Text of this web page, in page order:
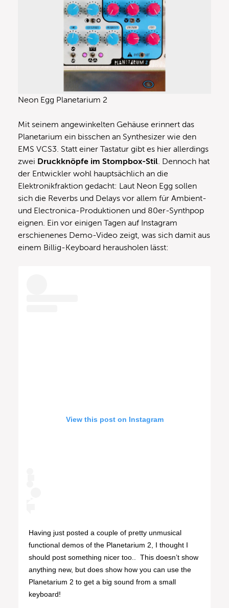
Neon Egg Planetarium 2
Mit seinem angewinkelten Gehäuse erinnert das
Planetarium ein bisschen an Synthesizer wie den
EMS VCS3. Statt einer Tastatur gibt es hier allerdings
zwei Druckknöpfe im Stompbox-Stil . Dennoch hat
der Entwickler wohl hauptsächlich an die
Elektronikfraktion gedacht: Laut Neon Egg sollen
sich die Reverbs und Delays vor allem für Ambient-
und Electronica-Produktionen und 80er-Synthpop
eignen. Ein vor einigen Tagen auf Instagram
erschienenes Demo-Video zeigt, was sich damit aus
einem Billig-Keyboard herausholen lässt:
View this post on Instagram
Having just posted a couple of pretty unmusical
functional demos of the Planetarium 2, I thought I
should post something nicer too..⁣ ⁣ This doesn’t show
anything new, but does show how you can use the
Planetarium 2 to get a big sound from a small
keyboard! ⁣ ⁣